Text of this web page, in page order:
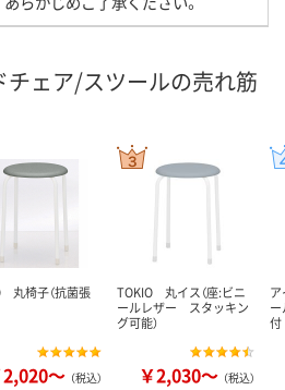
ェア/スツールの売れ筋
丸椅子（抗菌張
2,020～ （税込）
TOKIO 丸イス（座:ビニ
ールレザー スタッキン
グ可能）
￥2,030～ （税込）